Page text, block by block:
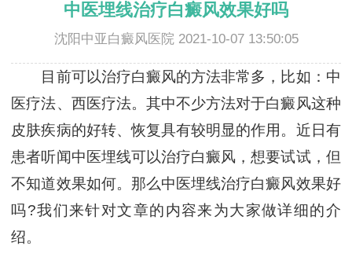
中医埋线治疗白癜风效果好吗
沈阳中亚白癜风医院 2021-10-07 13:50:05
目前可以治疗白癜风的方法非常多，比如：中
医疗法、西医疗法。其中不少方法对于白癜风这种
皮肤疾病的好转、恢复具有较明显的作用。近日有
患者听闻中医埋线可以治疗白癜风，想要试试，但
不知道效果如何。那么中医埋线治疗白癜风效果好
吗?我们来针对文章的内容来为大家做详细的介
绍。